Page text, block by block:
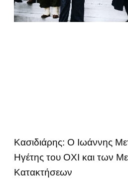
Κασιδιάρης: Ο Ιωάννης
Ηγέτης του ΟΧΙ και των
Κατακτήσεων